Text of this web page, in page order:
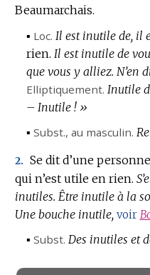
Beaumarchais.
▪ Loc. Il est inutile de, il
rien. Il est inutile de
que vous y alliez. N’en
Elliptiquement. Inutile
– Inutile ! »
▪ Subst., au masculin.
2. Se dit d’une
qui n’est utile en rien.
inutiles. Être inutile à la
Une bouche inutile, voir
▪ Subst. Des inutiles et